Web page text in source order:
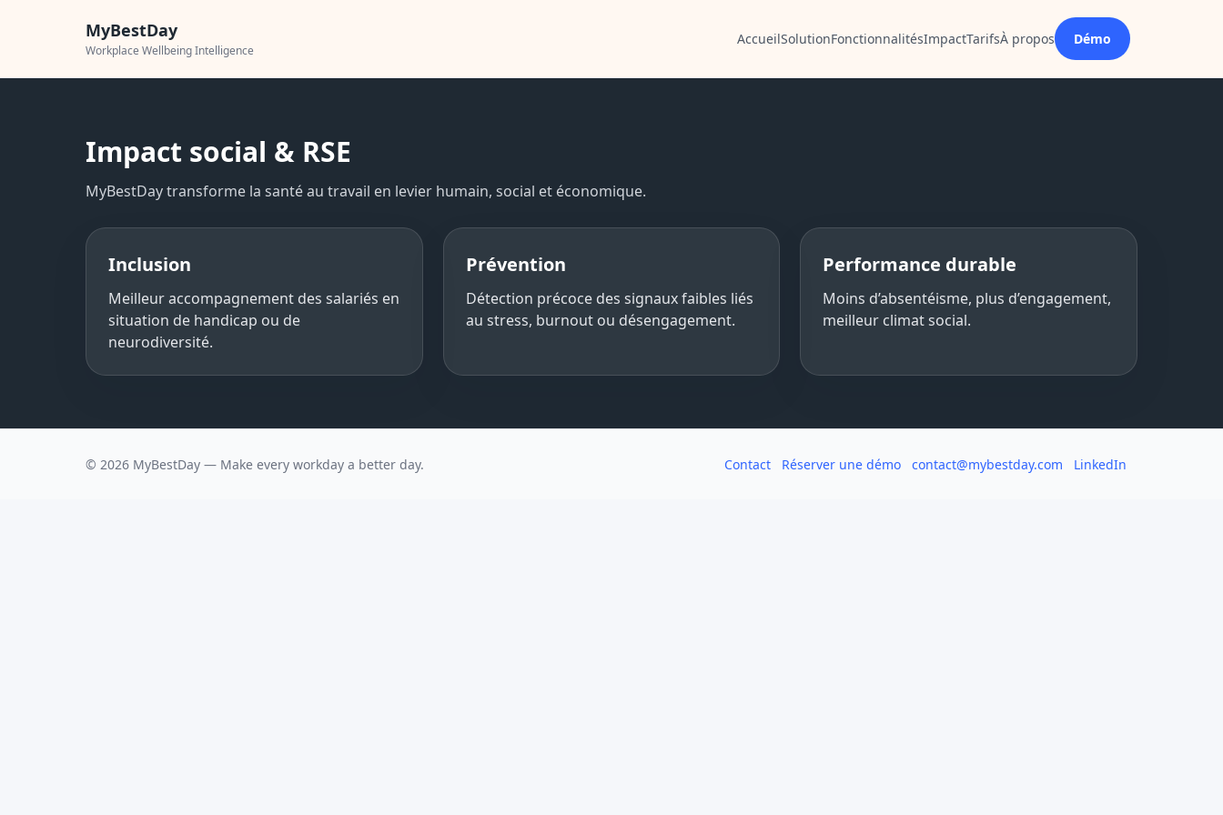
MyBestDay
Workplace Wellbeing Intelligence
AccueilSolutionFonctionnalitésImpactTarifsÀ propos Démo
Impact social & RSE
MyBestDay transforme la santé au travail en levier humain, social et économique.
Inclusion
Meilleur accompagnement des salariés en
situation de handicap ou de
neurodiversité.
Prévention
Détection précoce des signaux faibles liés
au stress, burnout ou désengagement.
Performance durable
Moins d’absentéisme, plus d’engagement,
meilleur climat social.
©2026 MyBestDay — Make every workday a better day. Contact Réserver une démo contact@mybestday.com LinkedIn